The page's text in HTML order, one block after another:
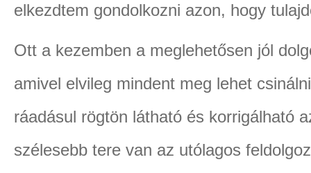
elkezdtem gondolkozni azon, hogy
Ott a kezemben a meglehetősen jól
amivel elvileg mindent meg lehet
ráadásul rögtön látható és korrigálható
szélesebb tere van az utólagos